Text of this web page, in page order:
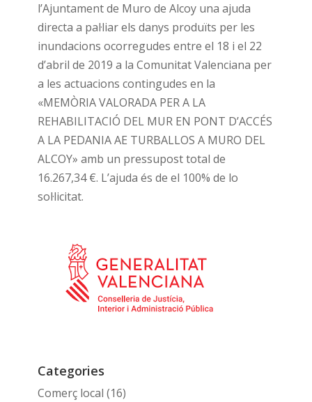
l’Ajuntament de Muro de Alcoy una ajuda
directa a pal·liar els danys produïts per les
inundacions ocorregudes entre el 18 i el 22
d’abril de 2019 a la Comunitat Valenciana per
a les actuacions contingudes en la
«MEMÒRIA VALORADA PER A LA
REHABILITACIÓ DEL MUR EN PONT D’ACCÉS
A LA PEDANIA AE TURBALLOS A MURO DEL
ALCOY» amb un pressupost total de
16.267,34 €. L’ajuda és de el 100% de lo
sol·licitat.
Categories
Comerç local (16)